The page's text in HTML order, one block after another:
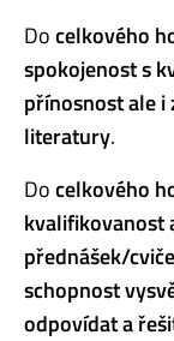
Docelkového
spokojenost s
přínosnost ale
literatury.
Docelkového
kvalifikovanost
přednášek/
schopnost
odpovídat a